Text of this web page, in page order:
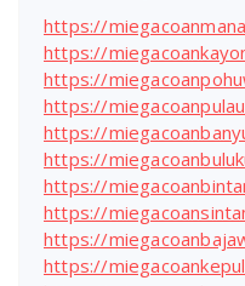
https://
https://
https://
https://
https://
https://
https://
https://
https://
https://